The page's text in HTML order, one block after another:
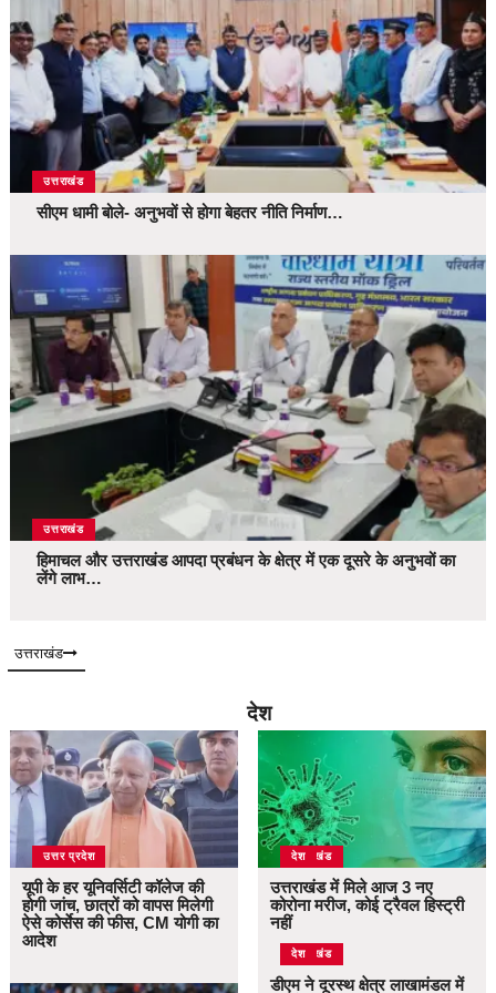
उत्तराखंड
सीएम धामी बोले- अनुभवों से होगा बेहतर नीति निर्माण…
उत्तराखंड
हिमाचल और उत्तराखंड आपदा प्रबंधन के क्षेत्र में एक दूसरे के अनुभवों का
लेंगे लाभ…
उत्तराखंड
देश
उत्तर प्रदेश
यूपी के हर यूनिवर्सिटी कॉलेज की
होगी जांच, छात्रों को वापस मिलेगी
ऐसे कोर्सेस की फीस, CM योगी का
आदेश
उत्तराखंड
देश
उत्तराखंड में मिले आज 3 नए
कोरोना मरीज, कोई ट्रैवल हिस्ट्री
नहीं
उत्तराखंड
देश
डीएम ने दूरस्थ क्षेत्र लाखामंडल में